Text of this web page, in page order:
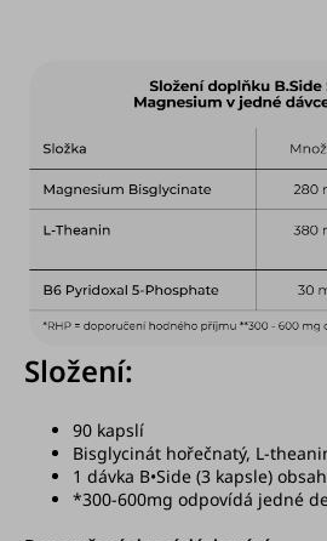
Složení:
90 kapslí
Bisglycinát hořečnatý, L-
1 dávka B•Side (3 kapsle)
*300-600mg odpovídá jedné